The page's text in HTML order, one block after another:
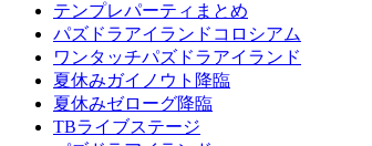
テンプレパーティまとめ
パズドラアイランドコロシアム
ワンタッチパズドラアイランド
夏休みガイノウト降臨
夏休みゼローグ降臨
TBライブステージ